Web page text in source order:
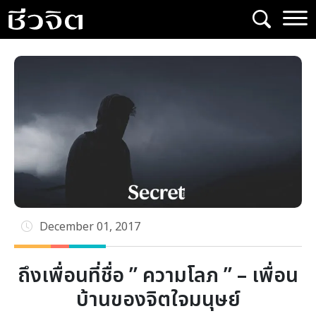
Skip
to
content
December 01, 2017
ถึงเพื่อนที่ชื่อ ” ความโลภ ” – เพื่อน
บ้านของจิตใจมนุษย์